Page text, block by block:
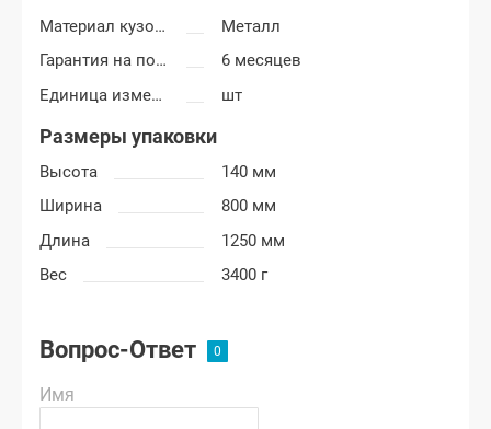
Материал кузовных деталей
Металл
Гарантия на покраску
6 месяцев
Единица измерения
шт
Размеры упаковки
Высота
140 мм
Ширина
800 мм
Длина
1250 мм
Вес
3400 г
Вопрос-Ответ
Имя